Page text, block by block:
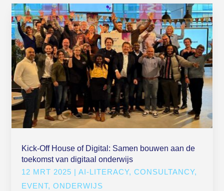
Kick-Off House of Digital: Samen bouwen aan de
toekomst van digitaal onderwijs
12 MRT 2025 |AI-LITERACY,CONSULTANCY,
EVENT,ONDERWIJS